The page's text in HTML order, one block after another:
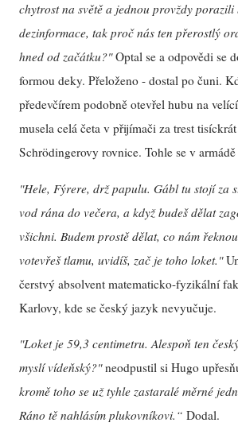
chytrost na světě a jednou provždy porazili
dezinformace, tak proč nás ten přerostlý
hned od začátku?"Optal se a odpovědi se
formou deky. Přeloženo - dostal po čuni.
předevčírem podobně otevřel hubu na
musela celá četa v přijímači za trest
Schrödingerovy rovnice. Tohle se v
"Hele, Fýrere, drž papulu. Gábl tu stojí za
vod rána do večera, a když budeš dělat
všichni. Budem prostě dělat, co nám
votevřeš tlamu, uvidíš, zač je toho loket."
čerstvý absolvent matematicko-fyzikální
Karlovy, kde se český jazyk nevyučuje.
"Loket je 59,3 centimetru. Alespoň ten
myslí vídeňský?"neodpustil si Hugo
kromě toho se už tyhle zastaralé měrné
Ráno tě nahlásím plukovníkovi.“ Dodal.